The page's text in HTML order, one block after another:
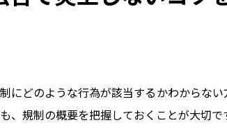
にどのような行為が該当するかわからな
、規制の概要を把握しておくことが大切で